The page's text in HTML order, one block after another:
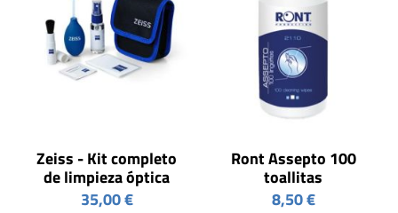
Zeiss - Kit completo
de limpieza óptica
35,00 €
Ront Assepto 100
toallitas
8,50 €